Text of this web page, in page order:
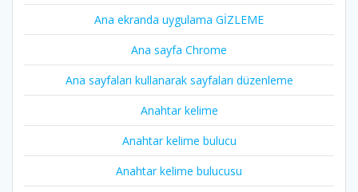
Ana ekranda uygulama GİZLEME
Ana sayfa Chrome
Ana sayfaları kullanarak sayfaları düzenleme
Anahtar kelime
Anahtar kelime bulucu
Anahtar kelime bulucusu